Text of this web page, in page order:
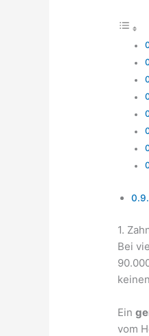
1.
Bei
Ein
vom